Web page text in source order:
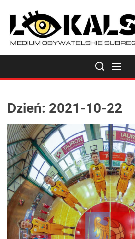
content
Dzień: 2021-10-22